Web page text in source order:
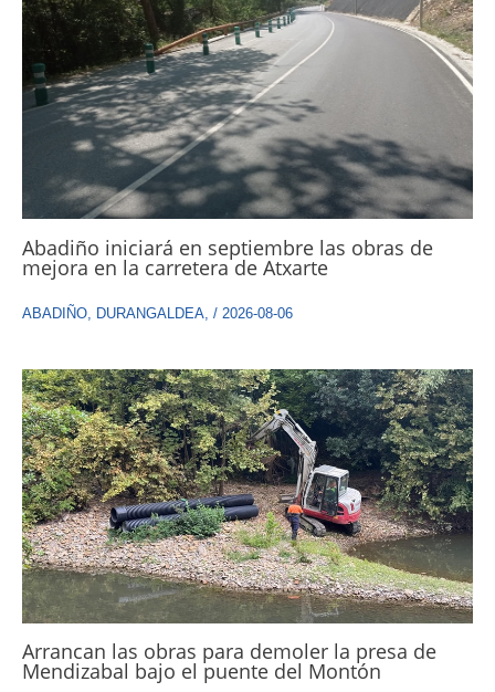
Abadiño iniciará en septiembre las obras de
mejora en la carretera de Atxarte
ABADIÑO DURANGALDEA / 2026-08-06
Arrancan las obras para demoler la presa de
Mendizabal bajo el puente del Montón